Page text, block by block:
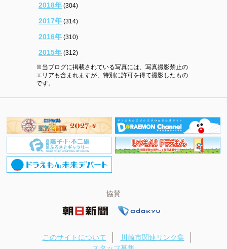
2018年 (304)
2017年 (314)
2016年 (310)
2015年 (312)
※当ブログに掲載されている写真には、写真撮影禁止の
エリアも含まれますが、特別に許可を得て撮影したもの
です。
協賛
このサイトについて
川崎市関連リンク集